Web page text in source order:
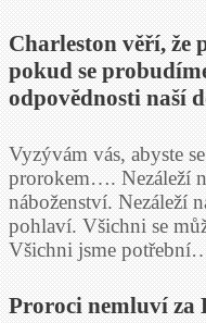
Charleston věří, že
pokud se
odpovědnosti naší
Vyzývám vás, abyste
prorokem…. Nezáleží
náboženství. Nezáleží
pohlaví. Všichni se
Všichni jsme
Proroci nemluví za